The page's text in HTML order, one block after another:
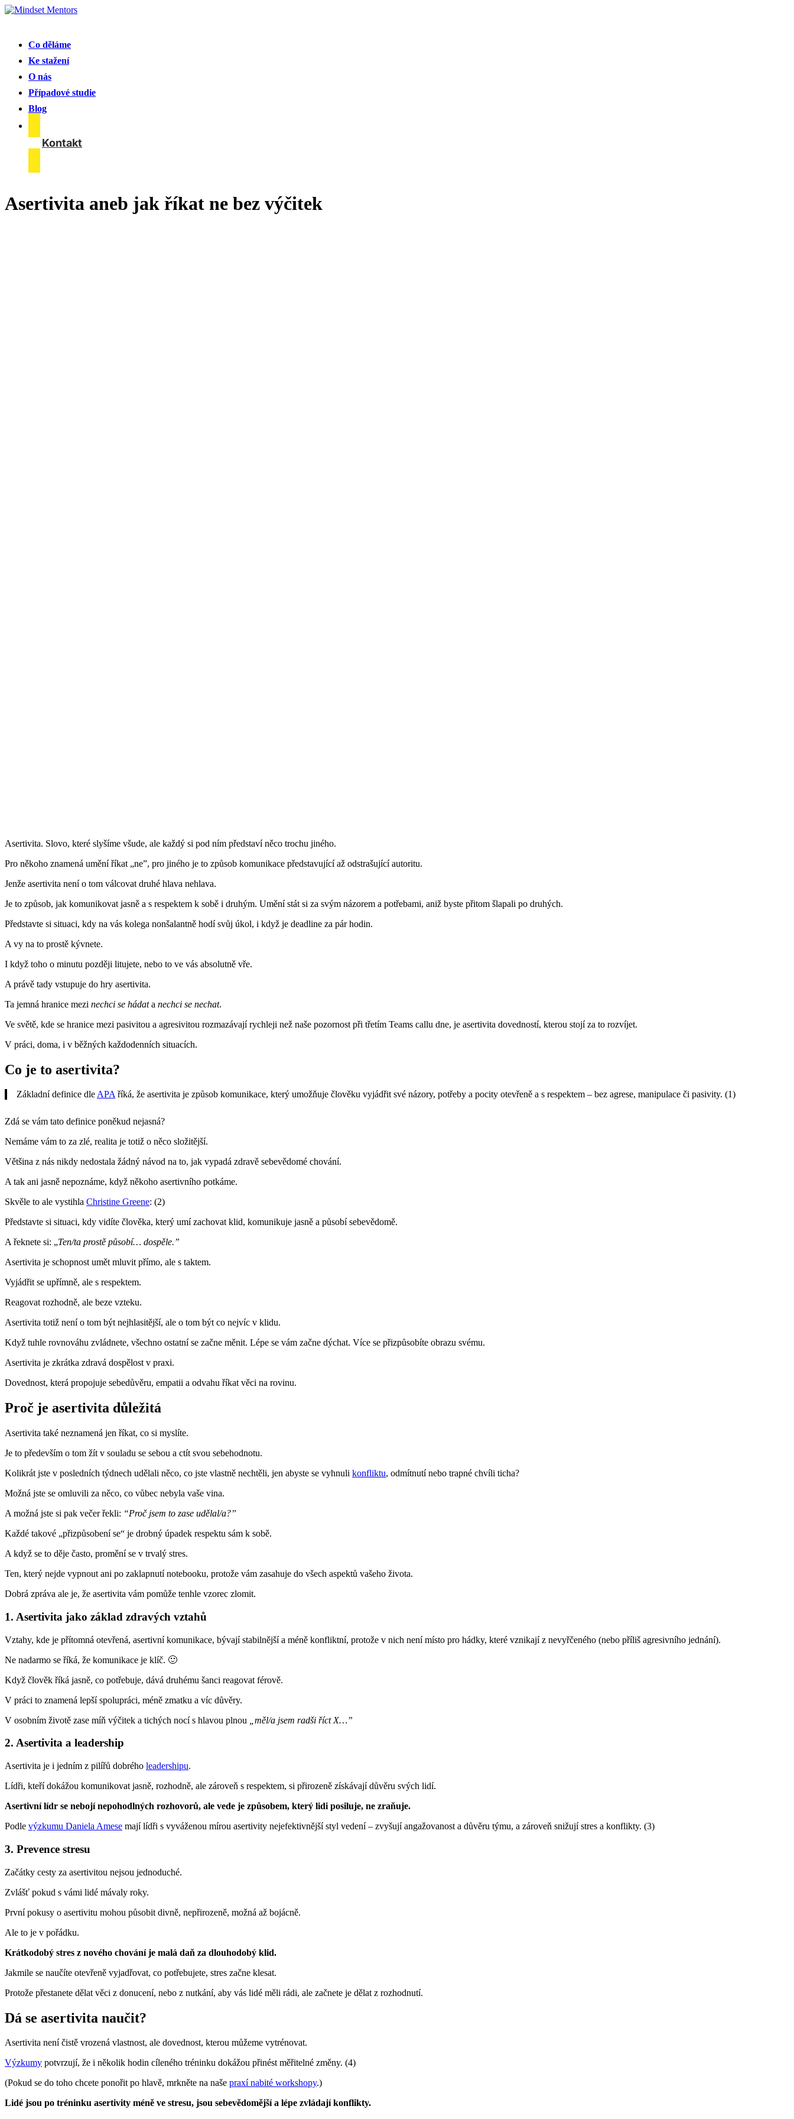
Co děláme
Ke stažení
O nás
Případové studie
Blog
Kontakt
Asertivita aneb jak říkat ne bez výčitek
Asertivita. Slovo, které slyšíme všude, ale každý si pod ním představí něco trochu jiného.
Pro někoho znamená umění říkat „ne”, pro jiného je to způsob komunikace představující až odstrašující autoritu.
Jenže asertivita není o tom válcovat druhé hlava nehlava.
Je to způsob, jak komunikovat jasně a s respektem k sobě i druhým. Umění stát si za svým názorem a potřebami, aniž byste přitom šlapali po druhých.
Představte si situaci, kdy na vás kolega nonšalantně hodí svůj úkol, i když je deadline za pár hodin.
A vy na to prostě kývnete.
I když toho o minutu později litujete, nebo to ve vás absolutně vře.
A právě tady vstupuje do hry asertivita.
Ta jemná hranice mezi nechci se hádata nechci se nechat.
Ve světě, kde se hranice mezi pasivitou a agresivitou rozmazávají rychleji než naše pozornost při třetím Teams callu dne, je asertivita dovedností, kterou stojí za to rozvíjet.
V práci, doma, i v běžných každodenních situacích.
Co je to asertivita?
Základní definice dleAPAříká, že asertivita je způsob komunikace, který umožňuje člověku vyjádřit své názory, potřeby a pocity otevřeně a s respektem – bez agrese, manipulace či pasivity. (1)
Zdá se vám tato definice poněkud nejasná?
Nemáme vám to za zlé, realita je totiž o něco složitější.
Většina z nás nikdy nedostala žádný návod na to, jak vypadá zdravě sebevědomé chování.
A tak ani jasně nepoznáme, když někoho asertivního potkáme.
Skvěle to ale vystihla Christine Greene: (2)
Představte si situaci, kdy vidíte člověka, který umí zachovat klid, komunikuje jasně a působí sebevědomě.
A řeknete si: „Ten/ta prostě působí… dospěle.”
Asertivita je schopnost umět mluvit přímo, ale s taktem.
Vyjádřit se upřímně, ale s respektem.
Reagovat rozhodně, ale beze vzteku.
Asertivita totiž není o tom být nejhlasitější, ale o tom být co nejvíc v klidu.
Když tuhle rovnováhu zvládnete, všechno ostatní se začne měnit. Lépe se vám začne dýchat. Více se přizpůsobíte obrazu svému.
Asertivita je zkrátka zdravá dospělost v praxi.
Dovednost, která propojuje sebedůvěru, empatii a odvahu říkat věci na rovinu.
Proč je asertivita důležitá
Asertivita také neznamená jen říkat, co si myslíte.
Je to především o tom žít v souladu se sebou a ctít svou sebehodnotu.
Kolikrát jste v posledních týdnech udělali něco, co jste vlastně nechtěli, jen abyste se vyhnuli konfliktu, odmítnutí nebo trapné chvíli ticha?
Možná jste se omluvili za něco, co vůbec nebyla vaše vina.
A možná jste si pak večer řekli: “Proč jsem to zase udělal/a?”
Každé takové „přizpůsobení se“ je drobný úpadek respektu sám k sobě.
A když se to děje často, promění se v trvalý stres.
Ten, který nejde vypnout ani po zaklapnutí notebooku, protože vám zasahuje do všech aspektů vašeho života.
Dobrá zpráva ale je, že asertivita vám pomůže tenhle vzorec zlomit.
1. Asertivita jako základ zdravých vztahů
Vztahy, kde je přítomná otevřená, asertivní komunikace, bývají stabilnější a méně konfliktní, protože v nich není místo pro hádky, které vznikají z nevyřčeného (nebo příliš agresivního jednání).
Ne nadarmo se říká, že komunikace je klíč. 🙂
Když člověk říká jasně, co potřebuje, dává druhému šanci reagovat férově.
V práci to znamená lepší spolupráci, méně zmatku a víc důvěry.
V osobním životě zase míň výčitek a tichých nocí s hlavou plnou
„měl/a jsem radši říct X…”
2. Asertivita a leadership
Asertivita je i jedním z pilířů dobrého leadershipu.
Lídři, kteří dokážou komunikovat jasně, rozhodně, ale zároveň s respektem, si přirozeně získávají důvěru svých lidí.
Asertivní lídr se nebojí nepohodlných rozhovorů, ale vede je způsobem, který lidi posiluje, ne zraňuje.
Podle výzkumu Daniela Amese mají lídři s vyváženou mírou asertivity nejefektivnější styl vedení – zvyšují angažovanost a důvěru týmu, a zároveň snižují stres a konflikty. (3)
3. Prevence stresu
Začátky cesty za asertivitou nejsou jednoduché.
Zvlášť pokud s vámi lidé mávaly roky.
První pokusy o asertivitu mohou působit divně, nepřirozeně, možná až bojácně.
Ale to je v pořádku.
Krátkodobý stres z nového chování je malá daň za dlouhodobý klid.
Jakmile se naučíte otevřeně vyjadřovat, co potřebujete, stres začne klesat.
Protože přestanete dělat věci z donucení, nebo z nutkání, aby vás lidé měli rádi, ale začnete je dělat z rozhodnutí.
Dá se asertivita naučit?
Asertivita není čistě vrozená vlastnost, ale dovednost, kterou můžeme vytrénovat.
Výzkumy potvrzují, že i několik hodin cíleného tréninku dokážou přinést měřitelné změny. (4)
(Pokud se do toho chcete ponořit po hlavě, mrkněte na naše praxí nabité workshopy.)
Lidé jsou po tréninku asertivity méně ve stresu, jsou sebevědomější a lépe zvládají konflikty.